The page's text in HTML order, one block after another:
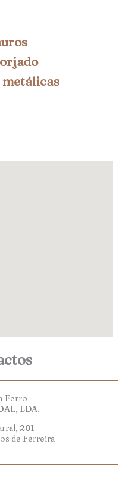
Ferro
LDA.
201
de Ferreira